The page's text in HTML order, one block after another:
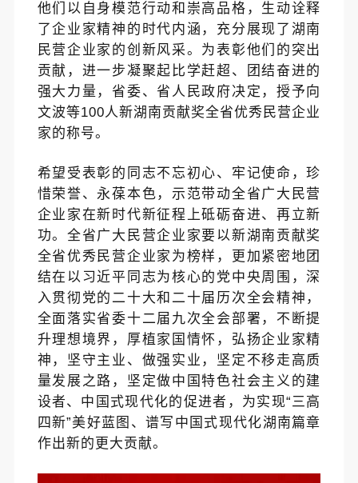
他们以自身模范行动和崇高品格，生动诠释
了企业家精神的时代内涵，充分展现了湖南
民营企业家的创新风采。为表彰他们的突出
贡献，进一步凝聚起比学赶超、团结奋进的
强大力量，省委、省 人民政府决定，授予向
文波等100人新湖南贡献奖全省优秀民营企业
家的称号。
希望受表彰的同志不忘初心、牢记使命，珍
惜荣誉、 永葆本色 ， 示范带动全省广大民营
企业家在新时代新征程上砥砺奋进、再立新
功。 全省广大民营企业家要 以新湖南贡献奖
全省优秀民营企业家为榜样，
更加紧密地团
结在以习近平同志为核心的党中央周围，深
入贯彻党的二十大和二十届历次全会精神，
全面落实省委十二届九次全会部署， 不断提
升理想境界，厚植家国情怀，弘扬企业家精
神， 坚守主业、做强实业，坚定不移走高质
量发展之路，坚定做中国特色社会主义的建
设者、中国式现代化的促进者，为实现“三高
四新”美好蓝图、谱写中国式现代化湖南篇章
作出新的更大贡献。